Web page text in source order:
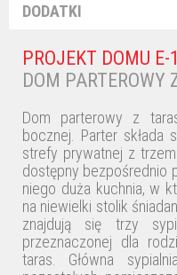
DODATKI
PROJEKT DOMU E-
DOM PARTEROWY
Dom parterowy z
bocznej. Parter składa
strefy prywatnej z
dostępny bezpośrednio
niego duża kuchnia, w
na niewielki stolik
znajdują się trzy
przeznaczonej dla
taras. Główna